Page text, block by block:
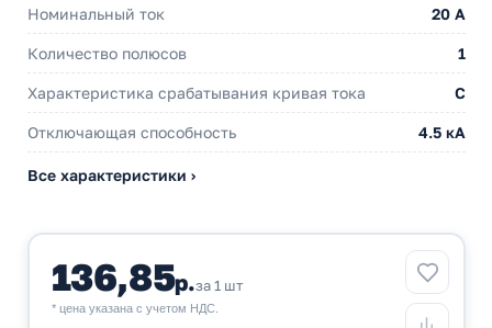
Номинальный ток 20 A
Количество полюсов 1
Характеристика срабатывания кривая тока C
Отключающая способность 4.5 кА
Все характеристики ›
136,85р.за 1 шт
* цена указана с учетом НДС.